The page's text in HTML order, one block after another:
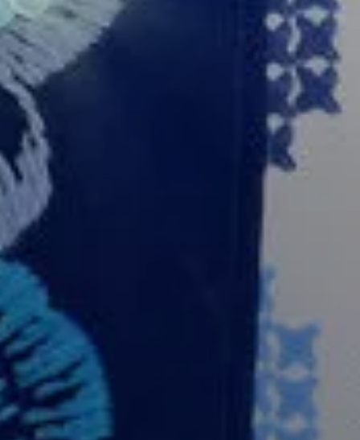
Commerçants
Espace Pro
Équipes
Actus